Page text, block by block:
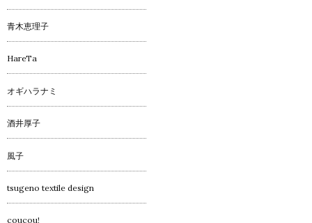
青木恵理子
HareTa
オギハラナミ
酒井厚子
風子
tsugeno textile design
coucou!